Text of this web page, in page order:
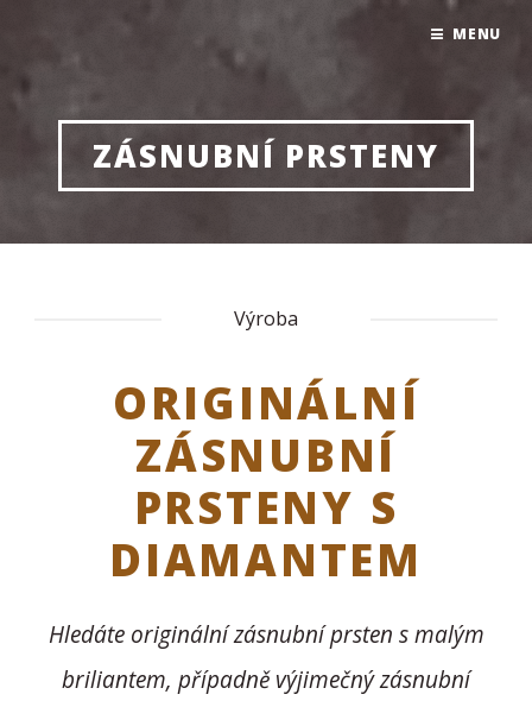
ZÁSNUBNÍ PRSTENY
Výroba
ORIGINÁLNÍ
ZÁSNUBNÍ
PRSTENY S
DIAMANTEM
Hledáte originální zásnubní prsten s malým
briliantem, případně výjimečný zásnubní
MENU